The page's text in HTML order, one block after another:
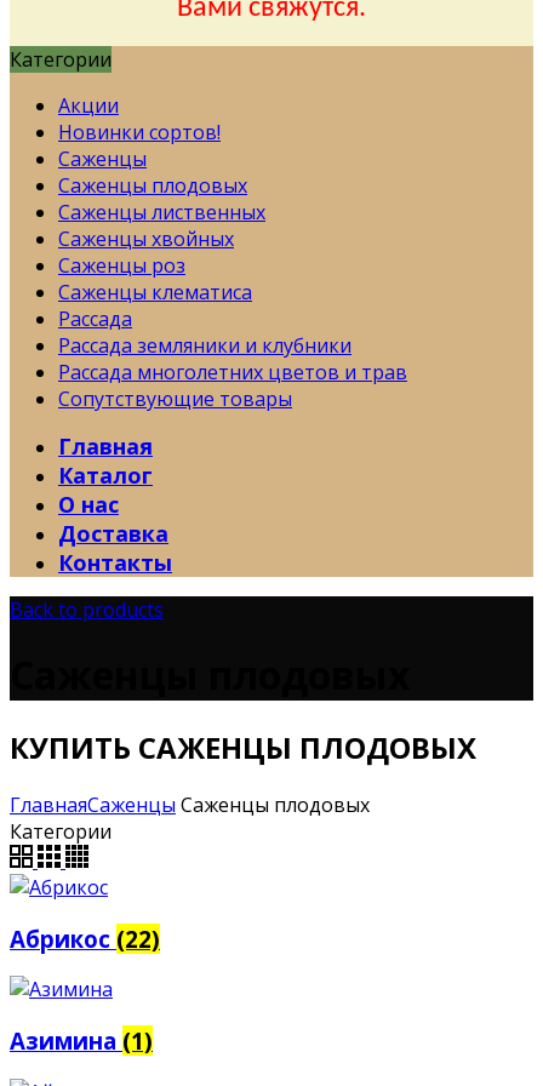
Вами свяжутся.
Категории
Акции
Новинки сортов!
Саженцы
Саженцы плодовых
Саженцы лиственных
Саженцы хвойных
Саженцы роз
Саженцы клематиса
Рассада
Рассада земляники и клубники
Рассада многолетних цветов и трав
Сопутствующие товары
Главная
Каталог
О нас
Доставка
Контакты
Back to products
КУПИТЬ САЖЕНЦЫ ПЛОДОВЫХ
ГлавнаяСаженцы Саженцы плодовых
Категории
Абрикос (22)
Азимина (1)